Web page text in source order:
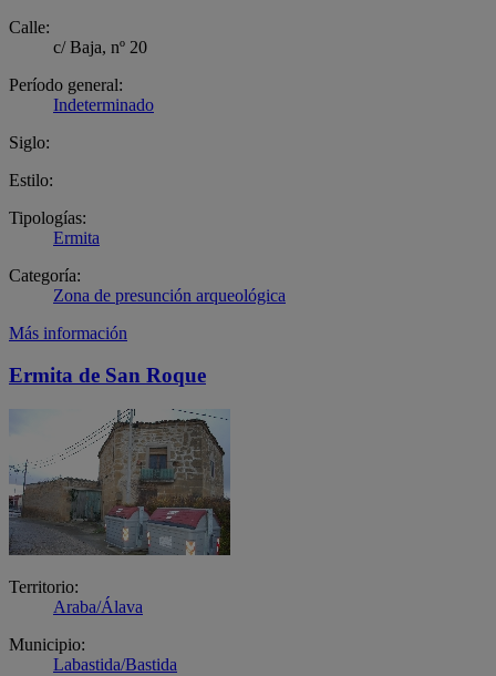
Calle:
c/ Baja, nº 20
Período general:
Indeterminado
Siglo:
Estilo:
Tipologías:
Ermita
Categoría:
Zona de presunción arqueológica
Más información
Ermita de San Roque
Territorio:
Araba/Álava
Municipio:
Labastida/Bastida